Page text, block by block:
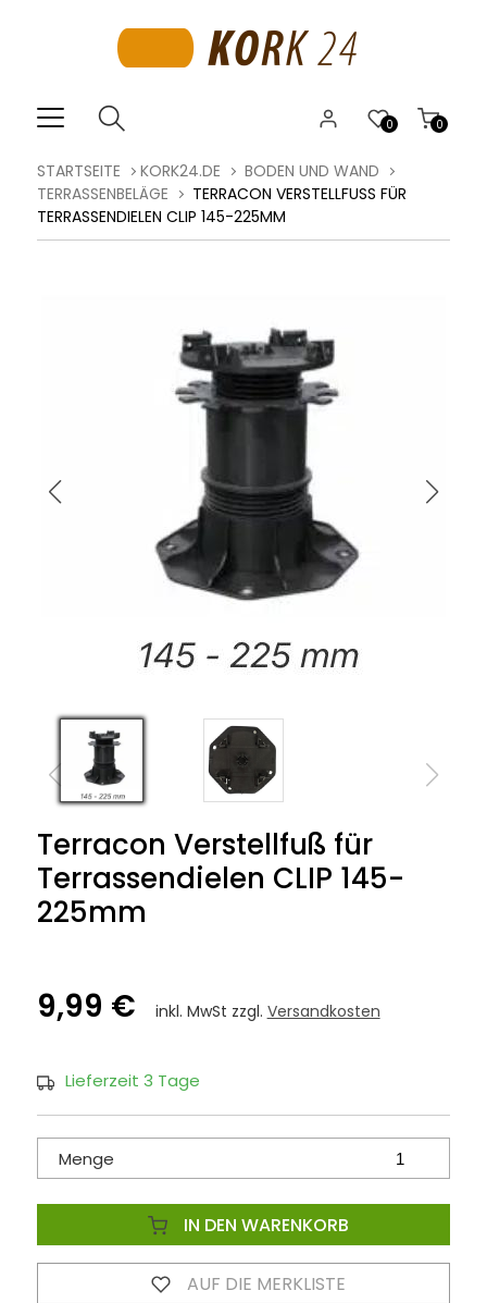
0
0
STARTSEITE KORK24.DE
BODEN UND WAND
TERRASSENBELÄGE
TERRACON VERSTELLFUSS FÜR T
ERRASSENDIELEN CLIP 145-225MM
Terracon Verstellfuß für
Terrassendielen CLIP 145-
225mm
9,99 € inkl. MwSt zzgl. Versandkosten
Lieferzeit 3 Tage
Menge
IN DEN WARENKORB
AUF DIE MERKLISTE